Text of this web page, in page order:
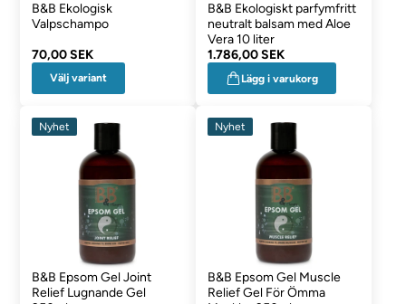
B&B Ekologisk
Valpschampo
70,00 SEK
Välj variant
B&B Ekologiskt parfymfritt
neutralt balsam med Aloe
Vera 10 liter
1.786,00 SEK
Lägg i varukorg
Nyhet
B&B Epsom Gel Joint
Relief Lugnande Gel
Nyhet
B&B Epsom Gel Muscle
Relief Gel För Ömma